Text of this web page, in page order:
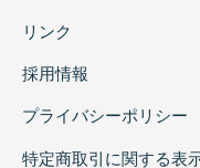
リンク
採用情報
プライバシーポリシー
特定商取引に関する表